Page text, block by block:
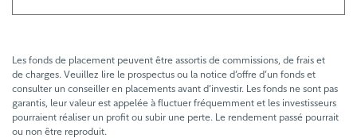
Les fonds de placement peuvent être assortis de commissions, de frais et
de charges. Veuillez lire le prospectus ou la notice d’offre d’un fonds et
consulter un conseiller en placements avant d’investir. Les fonds ne sont pas
garantis, leur valeur est appelée à fluctuer fréquemment et les investisseurs
pourraient réaliser un profit ou subir une perte. Le rendement passé pourrait
ou non être reproduit.